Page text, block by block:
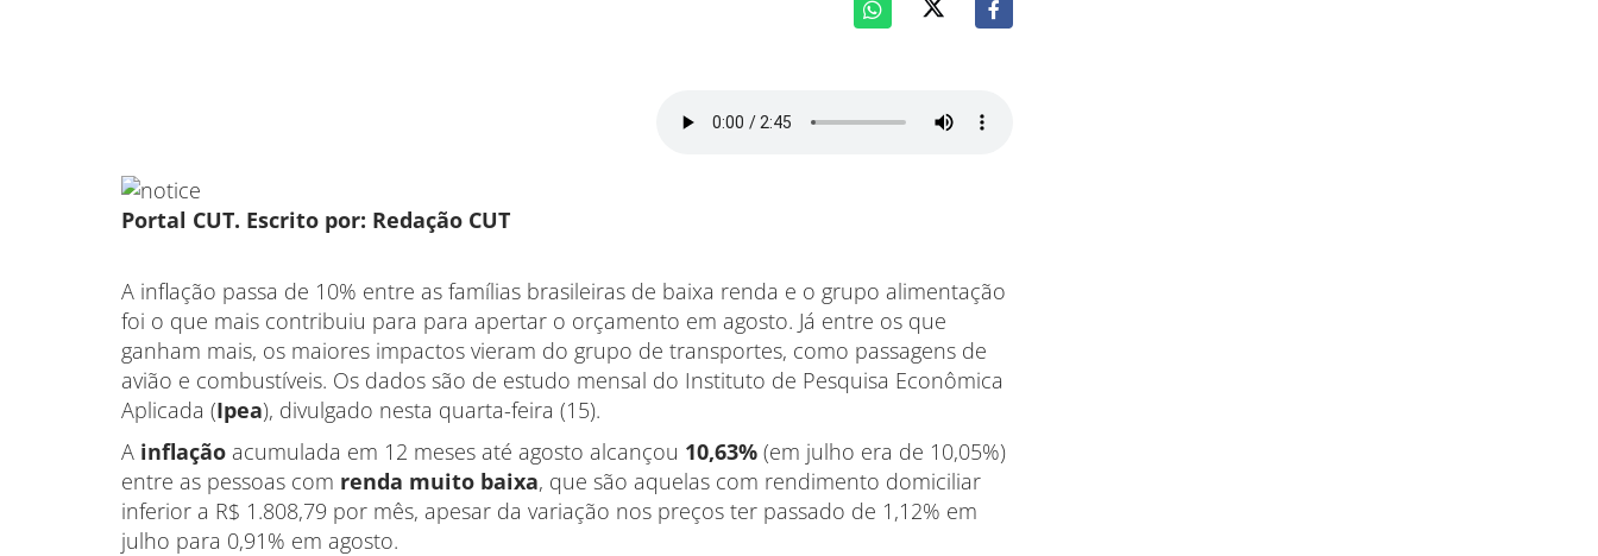
Portal CUT. Escrito por: Redação CUT
A inflação passa de 10% entre as famílias brasileiras de baixa renda e o grupo alimentação
foi o que mais contribuiu para para apertar o orçamento em agosto. Já entre os que
ganham mais, os maiores impactos vieram do grupo de transportes, como passagens de
avião e combustíveis. Os dados são de estudo mensal do Instituto de Pesquisa Econômica
Aplicada (Ipea), divulgado nesta quarta-feira (15).
A inflação acumulada em 12 meses até agosto alcançou 10,63% (em julho era de 10,05%)
entre as pessoas com renda muito baixa, que são aquelas com rendimento domiciliar
inferior a R$ 1.808,79 por mês, apesar da variação nos preços ter passado de 1,12% em
julho para 0,91% em agosto.